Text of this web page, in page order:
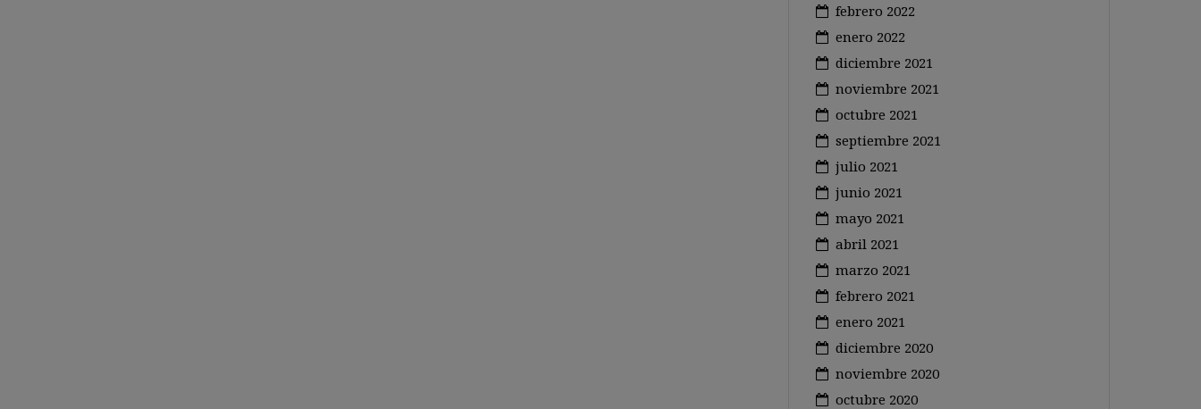
febrero 2022
enero 2022
diciembre 2021
noviembre 2021
octubre 2021
septiembre 2021
julio 2021
junio 2021
mayo 2021
abril 2021
marzo 2021
febrero 2021
enero 2021
diciembre 2020
noviembre 2020
octubre 2020